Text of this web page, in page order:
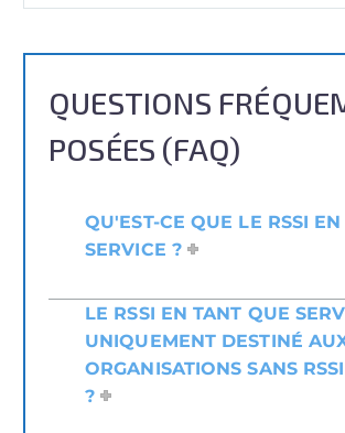
QUESTIONS
POSÉES (FAQ)
QU'EST-CE QUE LE RSSI
SERVICE ?
LE RSSI EN TANT QUE
UNIQUEMENT DESTINÉ
ORGANISATIONS SANS
?